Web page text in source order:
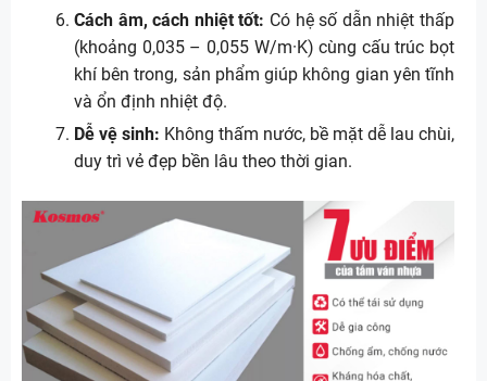
Cách âm, cách nhiệt tốt: Có hệ số dẫn nhiệt thấp
(khoảng 0,035 – 0,055 W/m·K) cùng cấu trúc bọt
khí bên trong, sản phẩm giúp không gian yên tĩnh
và ổn định nhiệt độ.
Dễ vệ sinh: Không thấm nước, bề mặt dễ lau chùi,
duy trì vẻ đẹp bền lâu theo thời gian.